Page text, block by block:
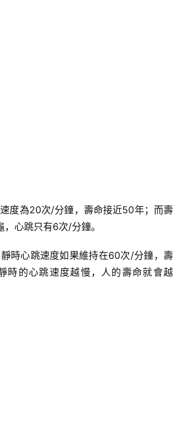
度為20次/分鐘，壽命接近50年；而壽
心跳只有6次/分鐘。
時心跳速度如果維持在60次/分鐘，壽
時的心跳速度越慢，人的壽命就會越